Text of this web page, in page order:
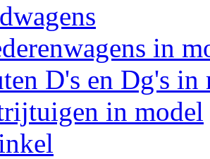
in
D's en Dg's in
in model